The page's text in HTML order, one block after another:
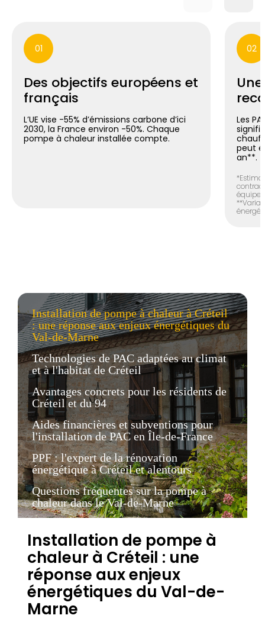
01
Des objectifs européens et
français
L’UE vise -55% d’émissions carbone d’ici
2030, la France environ -50%. Chaque
pompe à chaleur installée compte.
02
Les
peut
an**.
Installation de pompe à chaleur à Créteil
: une réponse aux enjeux énergétiques du
Val-de-Marne
Technologies de PAC adaptées au climat
et à l'habitat de Créteil
Avantages concrets pour les résidents de
Créteil et du 94
Aides financières et subventions pour
l'installation de PAC en Île-de-France
PPF : l'expert de la rénovation
énergétique à Créteil et alentours
Questions fréquentes sur la pompe à
chaleur dans le Val-de-Marne
Installation de pompe à
chaleur à Créteil : une
réponse aux enjeux
énergétiques du Val-de-
Marne